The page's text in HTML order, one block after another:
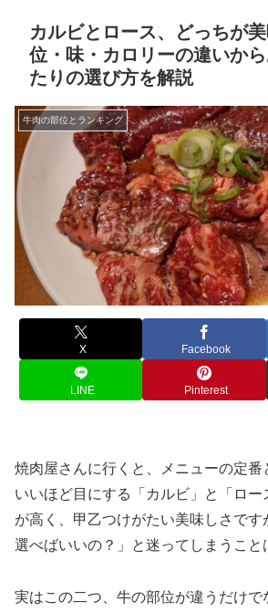
カルビとロース、どっちが
位・味・カロリーの違いか
たりの選び方を解説
牛肉の部位とランキング
X Facebook
LINE Pinterest
焼肉屋さんに行くと、メニューの定番
いいほど目にする「カルビ」と「ロ
が高く、甲乙つけがたい美味しさです
選べばいいの？」と迷ってしまうこと
実はこの二つ、牛の部位が違うだけで